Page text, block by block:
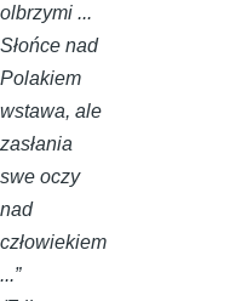
olbrzymi ...
Słońce nad
Polakiem
wstawa, ale
zasłania
swe oczy
nad
człowiekiem
...”